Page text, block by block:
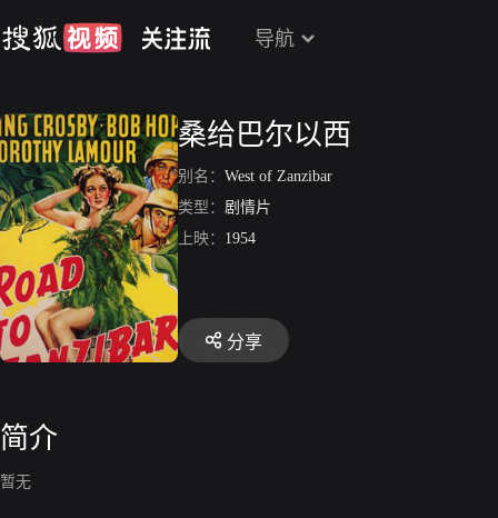
导航
桑给巴尔以西
别名： West of Zanzibar
类型： 剧情片
上映： 1954
分享
简介
暂无